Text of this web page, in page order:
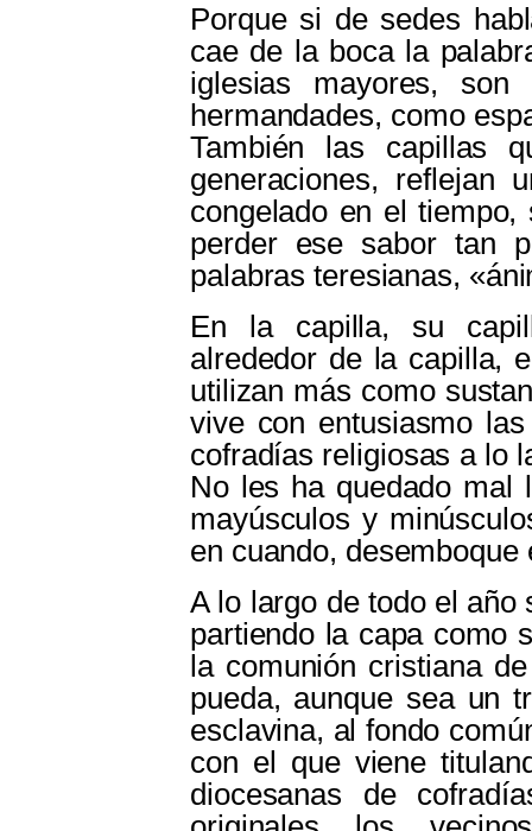
Porque si de sedes
cae de la boca la
iglesias mayores,
hermandades, como
También las capillas
generaciones, reflejan
congelado en el
perder ese sabor tan
palabras teresianas,
En la capilla, su
alrededor de la capilla,
utilizan más como
vive con entusiasmo
cofradías religiosas a lo
No les ha quedado mal
mayúsculos y
en cuando,
A lo largo de todo el
partiendo la capa como
la comunión cristiana
pueda, aunque sea un
esclavina, al fondo
con el que viene
diocesanas de